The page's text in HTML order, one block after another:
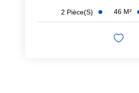
2 Pièce(s) 46 M²